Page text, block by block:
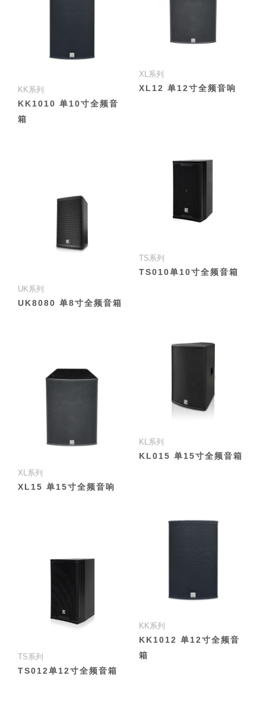
XL系列
XL12 单12寸全频音响
KK系列
KK1010 单10寸全频音
箱
TS系列
TS010单10寸全频音箱
UK系列
UK8080 单8寸全频音箱
KL系列
KL015 单15寸全频音箱
XL系列
XL15 单15寸全频音响
KK系列
KK1012 单12寸全频音
箱
TS系列
TS012单12寸全频音箱